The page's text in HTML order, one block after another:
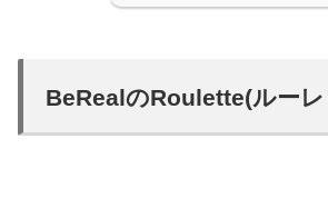
BeRealのRoulette(ルー